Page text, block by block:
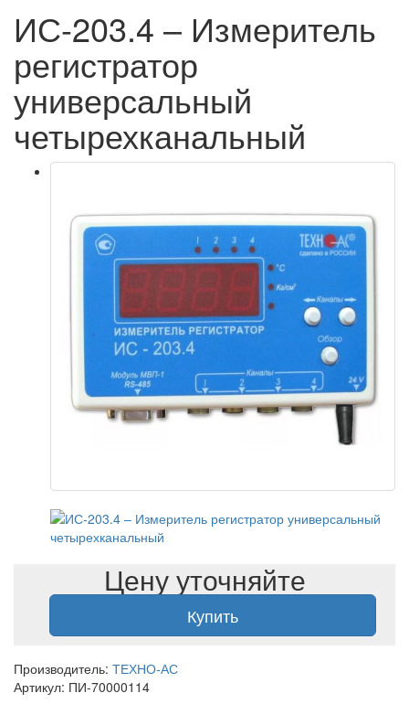
ИС-203.4 – Измеритель
регистратор
универсальный
четырехканальный
Цену уточняйте
Купить
Производитель: ТЕХНО-АС
Артикул: ПИ-70000114